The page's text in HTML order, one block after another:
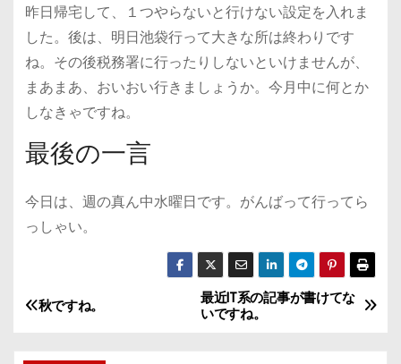
昨日帰宅して、１つやらないと行けない設定を入れま
した。後は、明日池袋行って大きな所は終わりです
ね。その後税務署に行ったりしないといけませんが、
まあまあ、おいおい行きましょうか。今月中に何とか
しなきゃですね。
最後の一言
今日は、週の真ん中水曜日です。がんばって行ってら
っしゃい。
投
最近IT系の記事が書けてな
いですね。
秋ですね。